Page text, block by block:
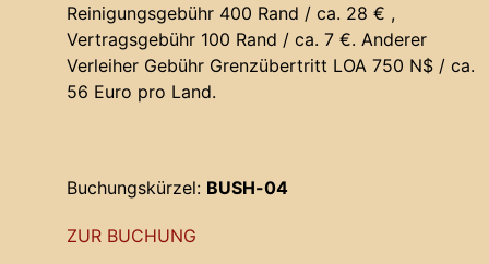
Reinigungsgebühr 400 Rand / ca. 28 € ,
Vertragsgebühr 100 Rand / ca. 7 €. Anderer
Verleiher Gebühr Grenzübertritt LOA 750 N$ / ca.
56 Euro pro Land.
Buchungskürzel: BUSH-04
ZUR BUCHUNG